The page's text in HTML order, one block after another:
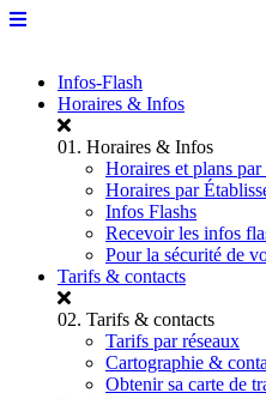
Infos-Flash
Horaires & Infos
01. Horaires & Infos
Horaires et plans par
Horaires par
Infos Flashs
Recevoir les infos
Pour la sécurité de
Tarifs & contacts
02. Tarifs & contacts
Tarifs par réseaux
Cartographie &
Obtenir sa carte de